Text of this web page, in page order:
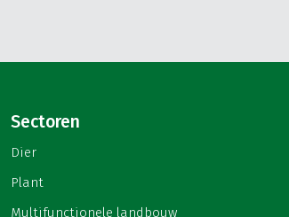
Sectoren
Dier
Plant
Multifunctionele landbouw